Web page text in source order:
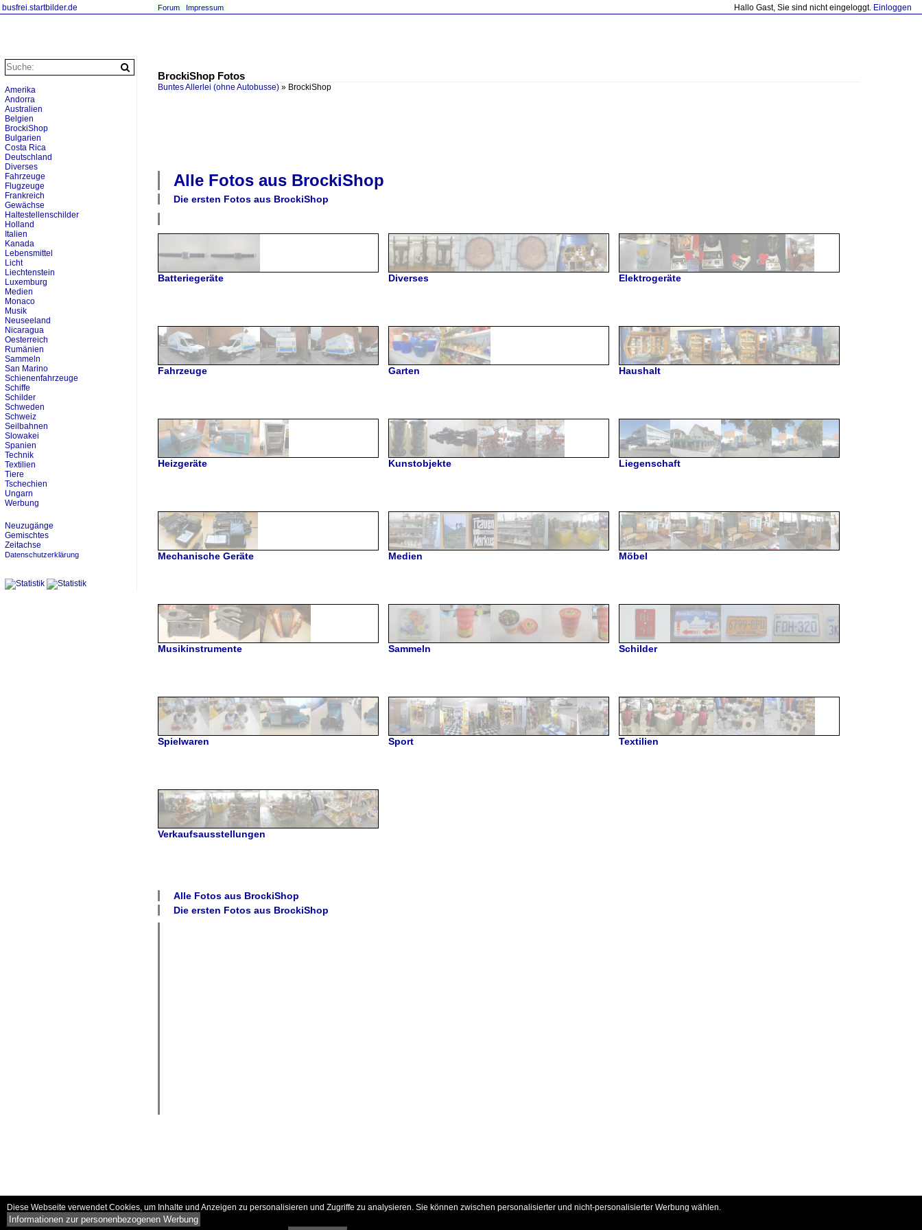
busfrei.startbilder.de Hallo Gast, Sie sind nicht eingeloggt. Einloggen
Forum Impressum
BrockiShop Fotos
Buntes Allerlei (ohne Autobusse) » BrockiShop
Alle Fotos aus BrockiShop
Die ersten Fotos aus BrockiShop
Batteriegeräte Diverses Elektrogeräte
Fahrzeuge Garten Haushalt
Heizgeräte Kunstobjekte Liegenschaft
Mechanische Geräte Medien Möbel
Musikinstrumente Sammeln Schilder
Spielwaren Sport Textilien
Verkaufsausstellungen
Alle Fotos aus BrockiShop
Die ersten Fotos aus BrockiShop
Amerika
Andorra
Australien
Belgien
BrockiShop
Bulgarien
Costa Rica
Deutschland
Diverses
Fahrzeuge
Flugzeuge
Frankreich
Gewächse
Haltestellenschilder
Holland
Italien
Kanada
Lebensmittel
Licht
Liechtenstein
Luxemburg
Medien
Monaco
Musik
Neuseeland
Nicaragua
Oesterreich
Rumänien
Sammeln
San Marino
Schienenfahrzeuge
Schiffe
Schilder
Schweden
Schweiz
Seilbahnen
Slowakei
Spanien
Technik
Textilien
Tiere
Tschechien
Ungarn
Werbung
Neuzugänge
Gemischtes
Zeitachse
Datenschutzerklärung
Diese Webseite verwendet Cookies, um Inhalte und Anzeigen zu personalisieren und Zugriffe zu analysieren. Sie können zwischen personalisierter und nicht-personalisierter Werbung wählen.
Informationen zur personenbezogenen Werbung